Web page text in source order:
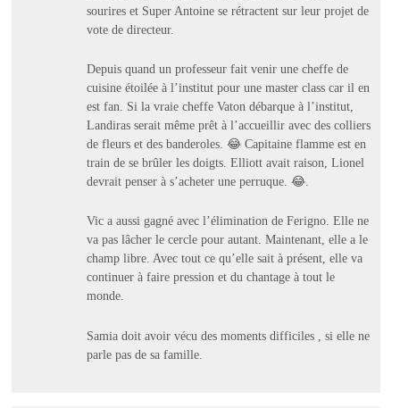
sourires et Super Antoine se rétractent sur leur projet de
vote de directeur.
Depuis quand un professeur fait venir une cheffe de
cuisine étoilée à l’institut pour une master class car il en
est fan. Si la vraie cheffe Vaton débarque à l’institut,
Landiras serait même prêt à l’accueillir avec des colliers
de fleurs et des banderoles. 😂 Capitaine flamme est en
train de se brûler les doigts. Elliott avait raison, Lionel
devrait penser à s’acheter une perruque. 😂.
Vic a aussi gagné avec l’élimination de Ferigno. Elle ne
va pas lâcher le cercle pour autant. Maintenant, elle a le
champ libre. Avec tout ce qu’elle sait à présent, elle va
continuer à faire pression et du chantage à tout le
monde.
Samia doit avoir vécu des moments difficiles , si elle ne
parle pas de sa famille.